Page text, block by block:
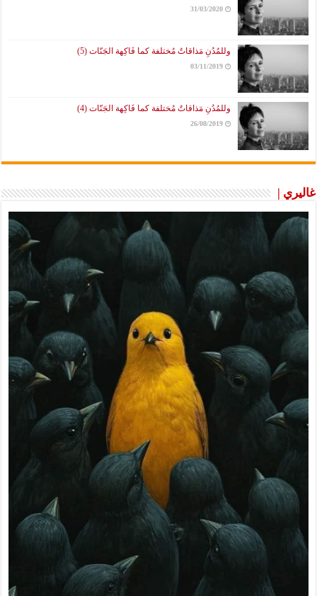
31/03/2020
وللمُدُنِ مَذاقاتٌ مُختلفة كما فَاكِهة الجَنّات (5)
03/11/2019
وللمُدُنِ مَذاقاتٌ مُختلفة كما فَاكِهة الجَنّات (4)
26/08/2019
غاليري |